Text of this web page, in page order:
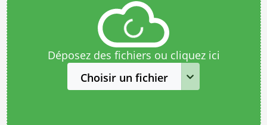
Déposez des fichiers ou cliquez ici
Choisir un fichier